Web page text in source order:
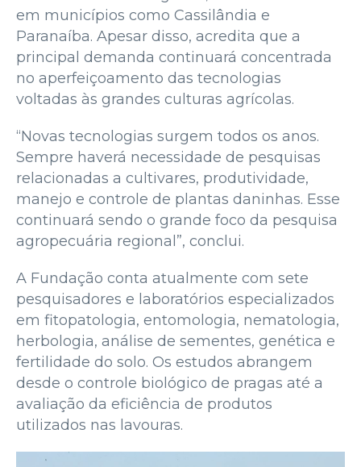
em municípios como Cassilândia e
Paranaíba. Apesar disso, acredita que a
principal demanda continuará concentrada
no aperfeiçoamento das tecnologias
voltadas às grandes culturas agrícolas.
“Novas tecnologias surgem todos os anos.
Sempre haverá necessidade de pesquisas
relacionadas a cultivares, produtividade,
manejo e controle de plantas daninhas. Esse
continuará sendo o grande foco da pesquisa
agropecuária regional”, conclui.
A Fundação conta atualmente com sete
pesquisadores e laboratórios especializados
em fitopatologia, entomologia, nematologia,
herbologia, análise de sementes, genética e
fertilidade do solo. Os estudos abrangem
desde o controle biológico de pragas até a
avaliação da eficiência de produtos
utilizados nas lavouras.